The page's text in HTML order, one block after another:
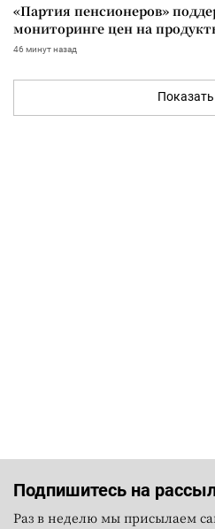
«Партия пенсионеров»
мониторинге цен на
46 минут назад
Подпишитесь на
Раз в неделю мы присылаем